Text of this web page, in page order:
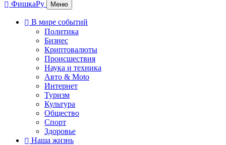
ФишкаРу Меню
В мире событий
Политика
Бизнес
Криптовалюты
Происшествия
Наука и техника
Авто & Moto
Интернет
Туризм
Культура
Общество
Спорт
Здоровье
Наша жизнь